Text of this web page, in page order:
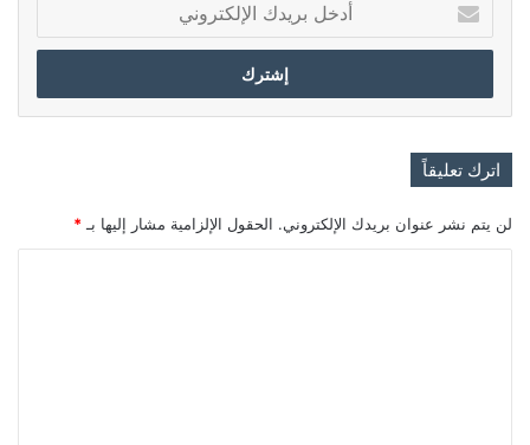
بريدك
الإلكتروني
اترك تعليقاً
لن يتم نشر عنوان بريدك الإلكتروني. الحقول الإلزامية مشار إليها بـ *